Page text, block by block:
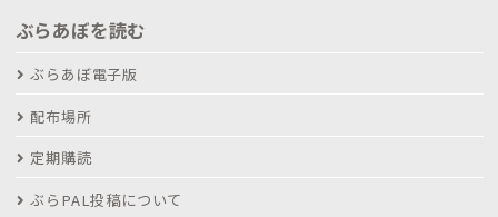
ぶらあぼを読む
ぶらあぼ電子版
配布場所
定期購読
ぶらPAL投稿について